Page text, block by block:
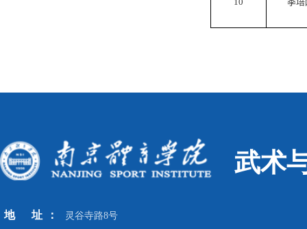
武术
地 址 ： 灵谷寺路8号